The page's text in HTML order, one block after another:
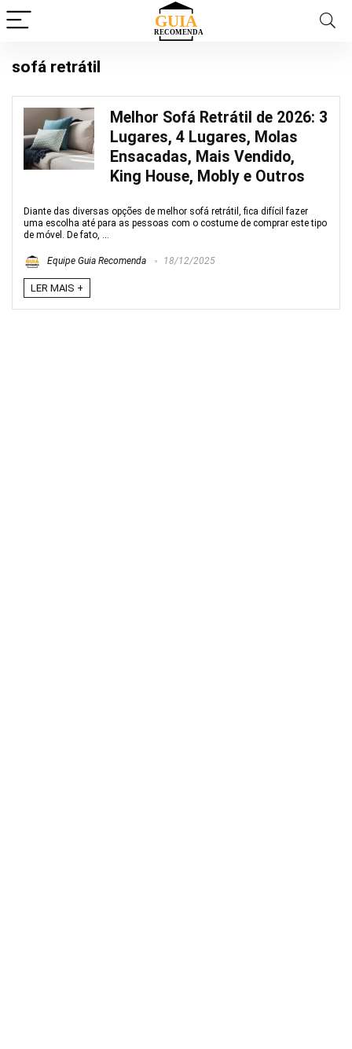
sofá retrátil
Melhor Sofá Retrátil de 2026: 3
Lugares, 4 Lugares, Molas
Ensacadas, Mais Vendido,
King House, Mobly e Outros
Diante das diversas opções de melhor sofá retrátil, fica difícil fazer
uma escolha até para as pessoas com o costume de comprar este tipo
de móvel. De fato, ...
Equipe Guia Recomenda 18/12/2025
LER MAIS +